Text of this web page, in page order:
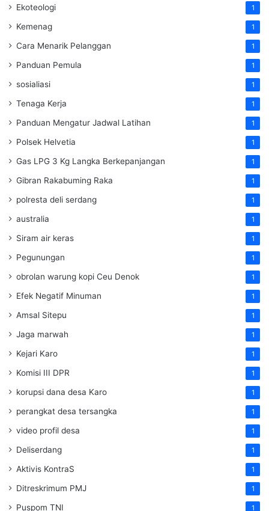
Ekoteologi 1
Kemenag 1
Cara Menarik Pelanggan 1
Panduan Pemula 1
sosialiasi 1
Tenaga Kerja 1
Panduan Mengatur Jadwal Latihan 1
Polsek Helvetia 1
Gas LPG 3 Kg Langka Berkepanjangan 1
Gibran Rakabuming Raka 1
polresta deli serdang 1
australia 1
Siram air keras 1
Pegunungan 1
obrolan warung kopi Ceu Denok 1
Efek Negatif Minuman 1
Amsal Sitepu 1
Jaga marwah 1
Kejari Karo 1
Komisi III DPR 1
korupsi dana desa Karo 1
perangkat desa tersangka 1
video profil desa 1
Deliserdang 1
Aktivis KontraS 1
Ditreskrimum PMJ 1
Puspom TNI 1